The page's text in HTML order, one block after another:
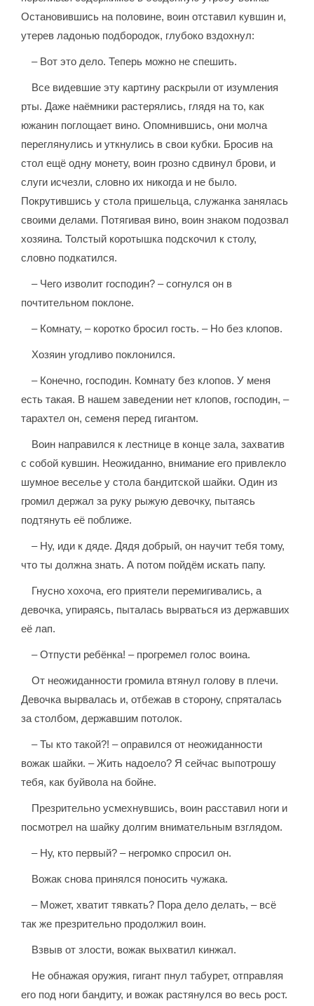
Остановившись на половине, воин отставил кувшин и,
утерев ладонью подбородок, глубоко вздохнул:
– Вот это дело. Теперь можно не спешить.
Все видевшие эту картину раскрыли от изумления
рты. Даже наёмники растерялись, глядя на то, как
южанин поглощает вино. Опомнившись, они молча
переглянулись и уткнулись в свои кубки. Бросив на
стол ещё одну монету, воин грозно сдвинул брови, и
слуги исчезли, словно их никогда и не было.
Покрутившись у стола пришельца, служанка занялась
своими делами. Потягивая вино, воин знаком подозвал
хозяина. Толстый коротышка подскочил к столу,
словно подкатился.
– Чего изволит господин? – согнулся он в
почтительном поклоне.
– Комнату, – коротко бросил гость. – Но без клопов.
Хозяин угодливо поклонился.
– Конечно, господин. Комнату без клопов. У меня
есть такая. В нашем заведении нет клопов, господин, –
тарахтел он, семеня перед гигантом.
Воин направился к лестнице в конце зала, захватив
с собой кувшин. Неожиданно, внимание его привлекло
шумное веселье у стола бандитской шайки. Один из
громил держал за руку рыжую девочку, пытаясь
подтянуть её поближе.
– Ну, иди к дяде. Дядя добрый, он научит тебя тому,
что ты должна знать. А потом пойдём искать папу.
Гнусно хохоча, его приятели перемигивались, а
девочка, упираясь, пыталась вырваться из державших
её лап.
– Отпусти ребёнка! – прогремел голос воина.
От неожиданности громила втянул голову в плечи.
Девочка вырвалась и, отбежав в сторону, спряталась
за столбом, державшим потолок.
– Ты кто такой?! – оправился от неожиданности
вожак шайки. – Жить надоело? Я сейчас выпотрошу
тебя, как буйвола на бойне.
Презрительно усмехнувшись, воин расставил ноги и
посмотрел на шайку долгим внимательным взглядом.
– Ну, кто первый? – негромко спросил он.
Вожак снова принялся поносить чужака.
– Может, хватит тявкать? Пора дело делать, – всё
так же презрительно продолжил воин.
Взвыв от злости, вожак выхватил кинжал.
Не обнажая оружия, гигант пнул табурет, отправляя
его под ноги бандиту, и вожак растянулся во весь рост.